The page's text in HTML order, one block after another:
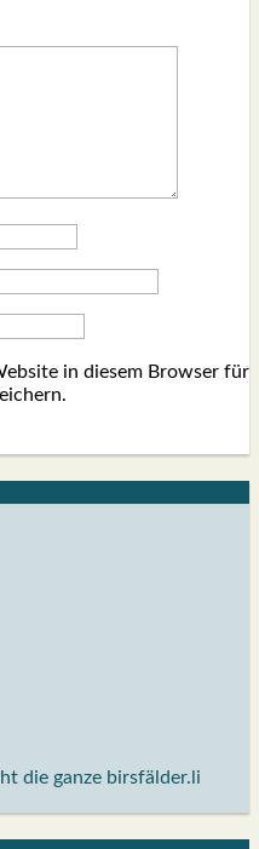
in diesem Browser für
die ganze birsfälder.li